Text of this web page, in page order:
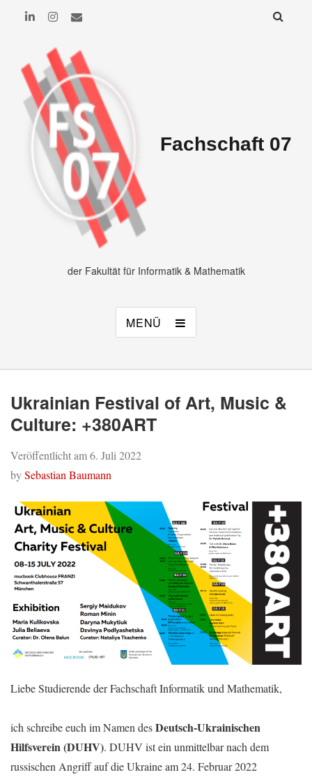
Fachschaft 07
der Fakultät für Informatik & Mathematik
MENÜ
Ukrainian Festival of Art, Music &
Culture: +380ART
Veröffentlicht am6. Juli 2022
bySebastian Baumann
Liebe Studierende der Fachschaft Informatik und Mathematik,
ich schreibe euch im Namen desDeutsch-Ukrainischen
Hilfsverein (DUHV). DUHV ist ein unmittelbar nach dem
russischen Angriff auf die Ukraine am 24. Februar 2022